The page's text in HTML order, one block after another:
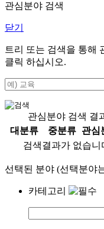
관심분야 검색
닫기
트리 또는 검색을 통해
클릭 하십시오.
관심분야 검색 결
대분류
중분류
관심
검색결과가 없습니
선택된 분야 (선택분야
카테고리